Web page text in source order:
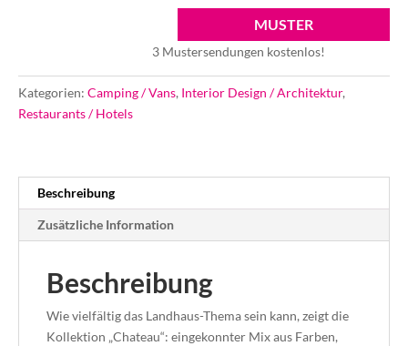
MUSTER
3 Mustersendungen kostenlos!
Kategorien: Camping / Vans, Interior Design / Architektur,
Restaurants / Hotels
Beschreibung
Zusätzliche Information
Beschreibung
Wie vielfältig das Landhaus-Thema sein kann, zeigt die
Kollektion „Chateau“: eingekonnter Mix aus Farben,